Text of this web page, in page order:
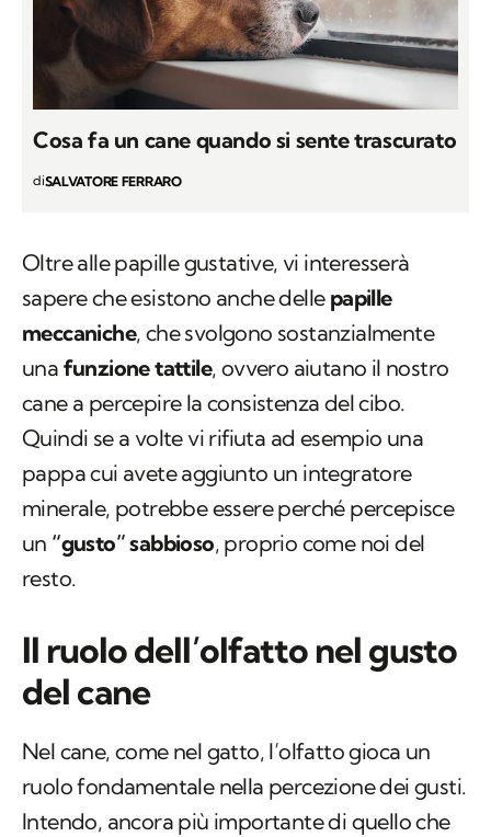
Cosa fa un cane quando si sente trascurato
diSALVATORE FERRARO
Oltre alle papille gustative, vi interesserà
sapere che esistono anche delle papille
meccaniche, che svolgono sostanzialmente
una funzione tattile, ovvero aiutano il nostro
cane a percepire la consistenza del cibo.
Quindi se a volte vi rifiuta ad esempio una
pappa cui avete aggiunto un integratore
minerale, potrebbe essere perché percepisce
un “gusto” sabbioso, proprio come noi del
resto.
Il ruolo dell’olfatto nel gusto
del cane
Nel cane, come nel gatto, l’olfatto gioca un
ruolo fondamentale nella percezione dei gusti.
Intendo, ancora più importante di quello che